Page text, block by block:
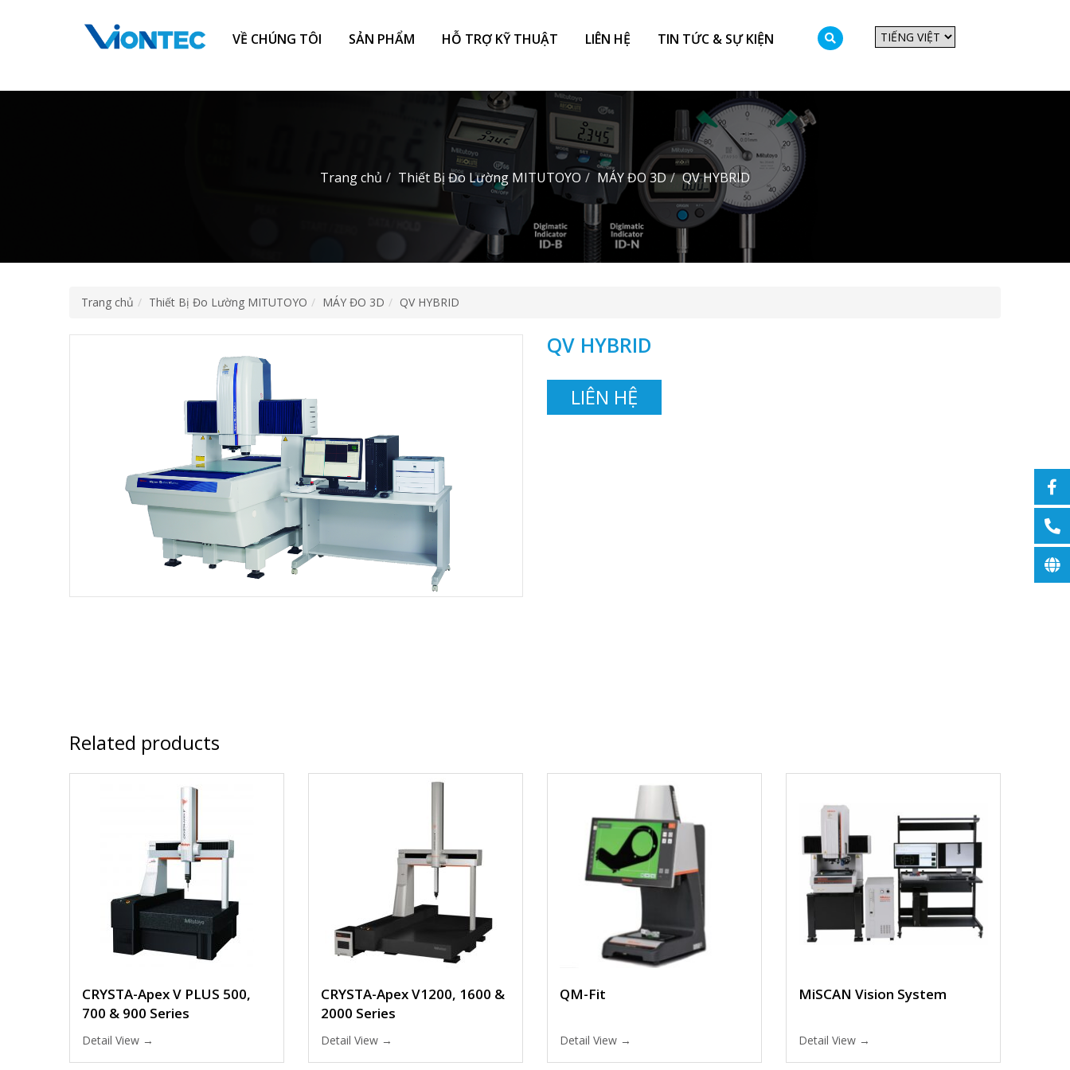
VỀ CHÚNG TÔI SẢN PHẨM HỖ TRỢ KỸ THUẬT LIÊN HỆ TIN TỨC & SỰ KIỆN
Trang chủ Thiết Bị Đo Lường MITUTOYO MÁY ĐO 3D QV HYBRID
Trang chủ Thiết Bị Đo Lường MITUTOYO MÁY ĐO 3D QV HYBRID
QV HYBRID
LIÊN HỆ
Related products
CRYSTA-Apex V PLUS 500,
700 & 900 Series
Detail View →
CRYSTA-Apex V1200, 1600 &
2000 Series
Detail View →
QM-Fit
Detail View →
MiSCAN Vision System
Detail View →